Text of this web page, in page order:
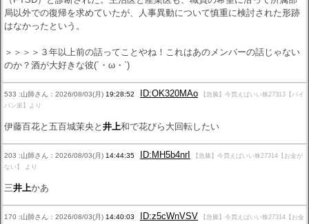
局以外での復帰を求めていたが、人事異動について慎重に検討された形跡
はなかったという。
＞＞＞＞３年以上前の話ってことやね！これはあのメンバーの話じゃない
のか？酒が大好きな彼(´・ω・`)
533 :山師さん：2026/08/03(月) 19:28:52 ID:OK320MAo
【急騰】今買えばいい株27313【パイ
パン派】より
伊藤百花と五百城茉央と 井上和で花びら大回転したい
203 :山師さん：2026/08/03(月) 14:44:35 ID:MH5b4nrI
【急騰】今買えばいい株27314【お金が
ない】 より
三井上かあ
170 :山師さん：2026/08/03(月) 14:40:03 ID:z5cWnVSV
【急騰】今買えばいい株27314【お金